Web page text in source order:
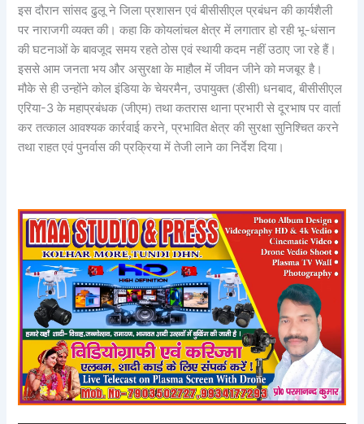
इस दौरान सांसद ढुलू ने जिला प्रशासन एवं बीसीसीएल प्रबंधन की कार्यशैली
पर नाराजगी व्यक्त की। कहा कि कोयलांचल क्षेत्र में लगातार हो रही भू-धंसान
की घटनाओं के बावजूद समय रहते ठोस एवं स्थायी कदम नहीं उठाए जा रहे हैं।
इससे आम जनता भय और असुरक्षा के माहौल में जीवन जीने को मजबूर है।
मौके से ही उन्होंने कोल इंडिया के चेयरमैन, उपायुक्त (डीसी) धनबाद, बीसीसीएल
एरिया-3 के महाप्रबंधक (जीएम) तथा कतरास थाना प्रभारी से दूरभाष पर वार्ता
कर तत्काल आवश्यक कार्रवाई करने, प्रभावित क्षेत्र की सुरक्षा सुनिश्चित करने
तथा राहत एवं पुनर्वास की प्रक्रिया में तेजी लाने का निर्देश दिया।